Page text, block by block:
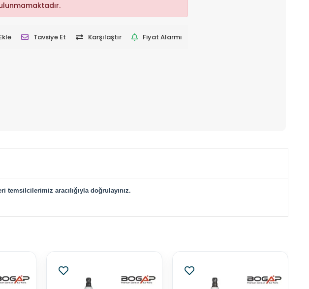
Tavsiye Et Karşılaştır Fiyat Alarmı
temsilcilerimiz aracılığıyla doğrulayınız.